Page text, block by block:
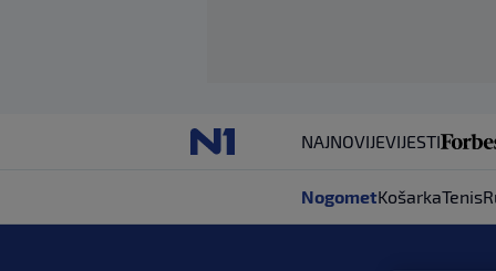
NAJNOVIJEVIJESTI
NogometKošarkaTenis